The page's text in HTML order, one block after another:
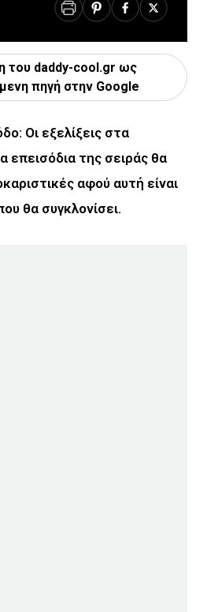
του daddy-cool.gr ως
πηγή στην Google
Οι εξελίξεις στα
επεισόδια της σειράς θα
αφού αυτή είναι
θα συγκλονίσει.